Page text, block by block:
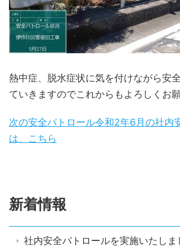
熱中症、脱水症状に気を付けながら安
ていきますのでこれからもよろしくお願
次の安全パトロール令和2年6月の社内
は、こちら
新着情報
社内安全パトロールを実施いたし